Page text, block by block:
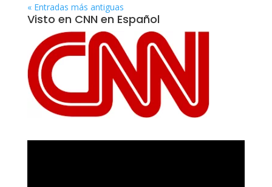
« Entradas más antiguas
Visto en CNN en Español